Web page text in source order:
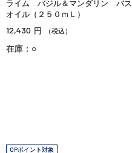
ライム バジル＆マンダリン バス
オイル（２５０ｍＬ）
12,430 円 （税込）
在庫：○
OPポイント対象